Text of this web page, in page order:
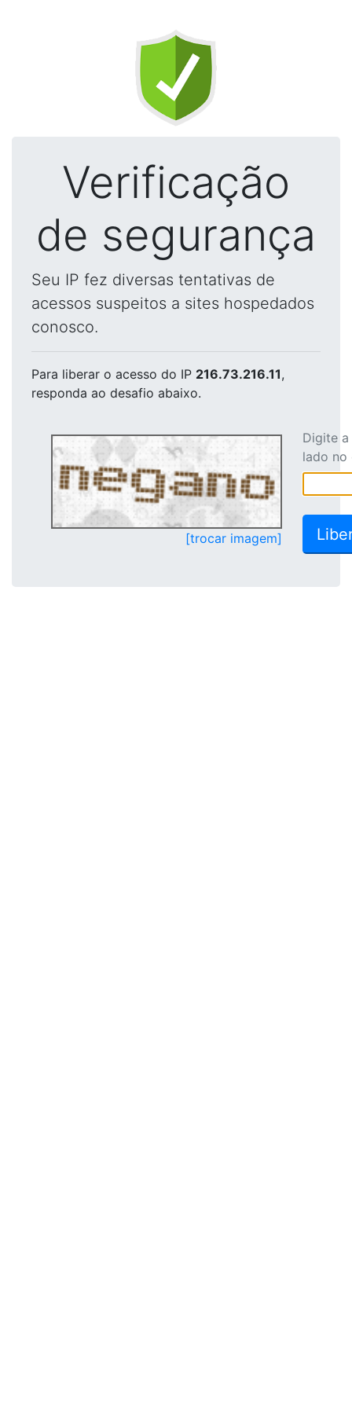
Verificação
de segurança
Seu IP fez diversas tentativas de
acessos suspeitos a sites hospedados
conosco.
Para liberar o acesso do IP 216.73.216.11,
responda ao desafio abaixo.
[trocar imagem]
Digite
lado no